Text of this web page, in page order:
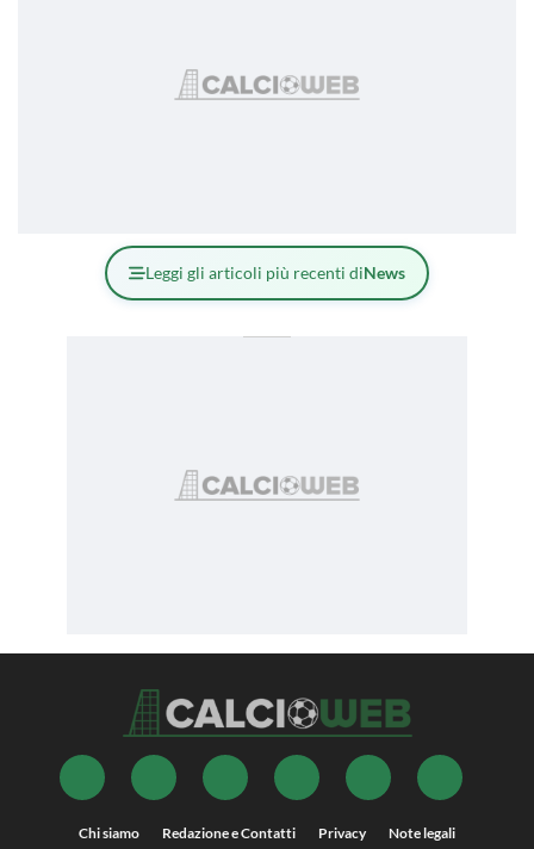
Leggi gli articoli più recenti diNews
Chi siamo Redazione e Contatti Privacy Note legali